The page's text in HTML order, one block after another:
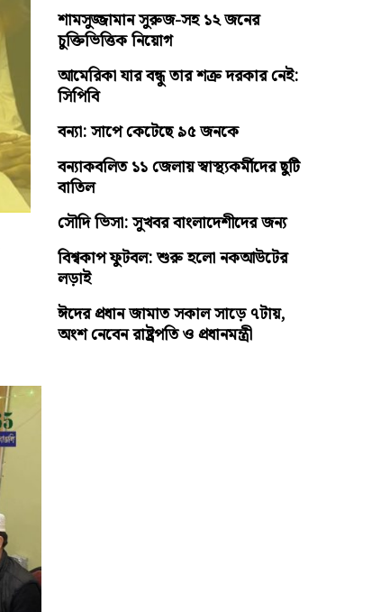
শামসুজ্জামান সুরুজ-সহ ১২ জনের
চুক্তিভিত্তিক নিয়োগ
আমেরিকা যার বন্ধু তার শত্রু দরকার নেই:
সিপিবি
বন্যা: সাপে কেটেছে ৯৫ জনকে
বন্যাকবলিত ১১ জেলায় স্বাস্থ্যকর্মীদের ছুটি
বাতিল
সৌদি ভিসা: সুখবর বাংলাদেশীদের জন্য
বিশ্বকাপ ফুটবল: শুরু হলো নকআউটের
লড়াই
ঈদের প্রধান জামাত সকাল সাড়ে ৭টায়,
অংশ নেবেন রাষ্ট্রপতি ও প্রধানমন্ত্রী